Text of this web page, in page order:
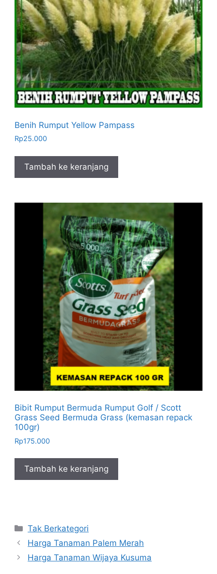
Benih Rumput Yellow Pampass
Rp25.000
Tambah ke keranjang
Bibit Rumput Bermuda Rumput Golf / Scott
Grass Seed Bermuda Grass (kemasan repack
100gr)
Rp175.000
Tambah ke keranjang
Kategori
Tak Berkategori
Harga Tanaman Palem Merah
Harga Tanaman Wijaya Kusuma